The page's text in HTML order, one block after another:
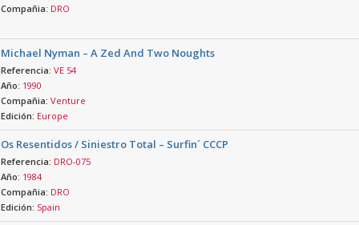
Compañia: DRO
Michael Nyman – A Zed And Two Noughts
Referencia: VE 54
Año: 1990
Compañia: Venture
Edición: Europe
Os Resentidos / Siniestro Total – Surfin´ CCCP
Referencia: DRO-075
Año: 1984
Compañia: DRO
Edición: Spain